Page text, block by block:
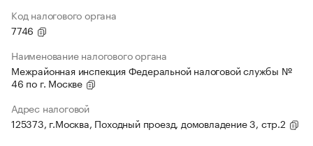
Код налогового органа
7746
Наименование налогового органа
Межрайонная инспекция Федеральной налоговой службы №
46 по г. Москве
Адрес налоговой
125373, г.Москва, Походный проезд, домовладение 3, стр.2